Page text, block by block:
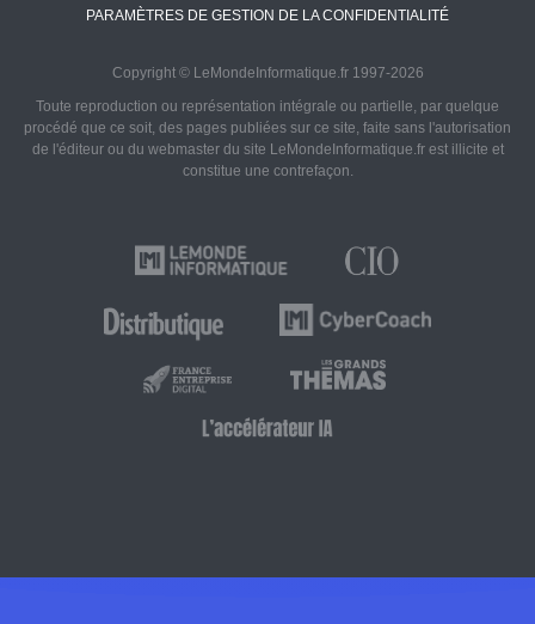
PARAMÈTRES DE GESTION DE LA CONFIDENTIALITÉ
Copyright © LeMondeInformatique.fr 1997-2026
Toute reproduction ou représentation intégrale ou partielle, par quelque
procédé que ce soit, des pages publiées sur ce site, faite sans l'autorisation
de l'éditeur ou du webmaster du site LeMondeInformatique.fr est illicite et
constitue une contrefaçon.